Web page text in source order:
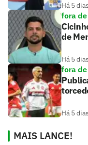
Há 5 dias
fora
de
Há 5 dias
fora
Há 5 dias
MAIS LANCE!